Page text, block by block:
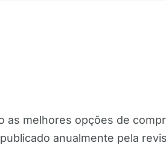
as melhores opções de
anualmente pela